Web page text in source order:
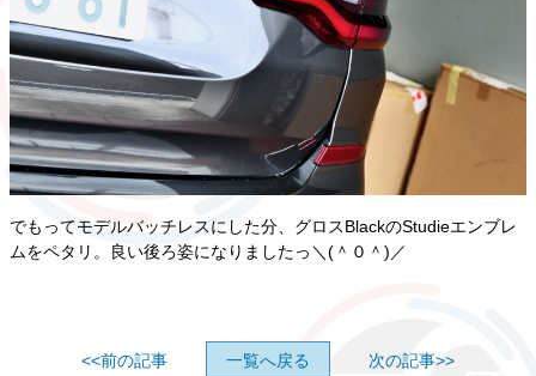
でもってモデルバッチレスにした分、グロスBlackのStudieエンブレ
ムをペタリ。良い後ろ姿になりましたっ＼(＾０＾)／
<<前の記事 一覧へ戻る 次の記事>>